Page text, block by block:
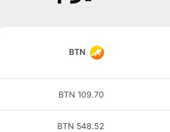
BTN
109.70
BTN
548.52
BTN